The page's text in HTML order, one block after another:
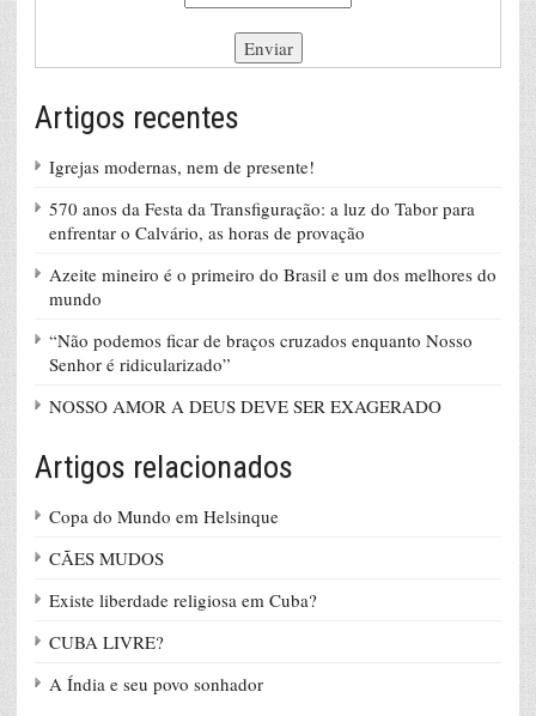
Artigos recentes
Igrejas modernas, nem de presente!
570 anos da Festa da Transfiguração: a luz do Tabor para
enfrentar o Calvário, as horas de provação
Azeite mineiro é o primeiro do Brasil e um dos melhores do
mundo
“Não podemos ficar de braços cruzados enquanto Nosso
Senhor é ridicularizado”
NOSSO AMOR A DEUS DEVE SER EXAGERADO
Artigos relacionados
Copa do Mundo em Helsinque
CÃES MUDOS
Existe liberdade religiosa em Cuba?
CUBA LIVRE?
A Índia e seu povo sonhador